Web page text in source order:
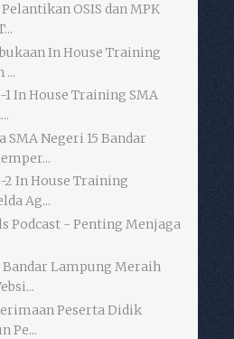
OSIS dan MPK
In House Training
...
In House Training SMA
SMA Negeri 15 Bandar
2 In House Training
Ag...
Podcast - Penting Menjaga
Bandar Lampung Meraih
Peserta Didik
Pe...